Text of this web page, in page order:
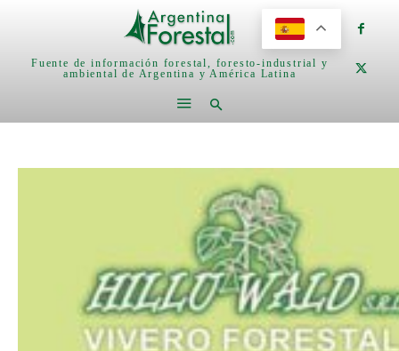
Fuente de información forestal, foresto-industrial y
ambiental de Argentina y América Latina